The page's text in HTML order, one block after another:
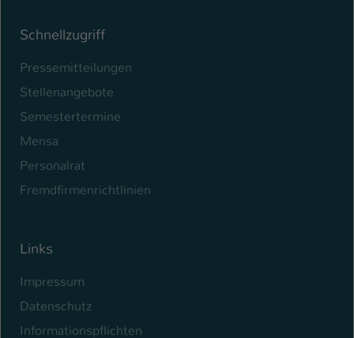
Schnellzugriff
Pressemitteilungen
Stellenangebote
Semestertermine
Mensa
Personalrat
Fremdfirmenrichtlinien
Links
Impressum
Datenschutz
Informationspflichten